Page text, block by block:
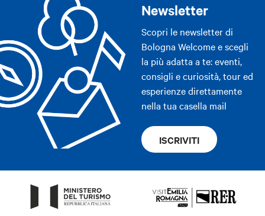
Newsletter
Scopri le newsletter di
Bologna Welcome e scegli
la più adatta a te: eventi,
consigli e curiosità, tour ed
esperienze direttamente
nella tua casella mail
ISCRIVITI